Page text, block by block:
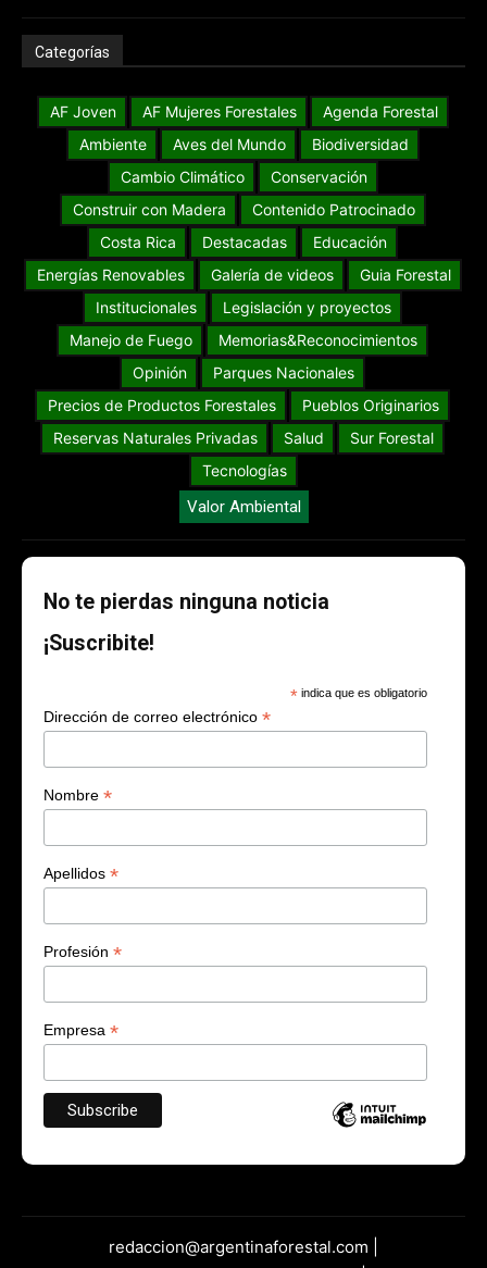
Categorías
AF Joven AF Mujeres Forestales
Agenda Forestal
Ambiente
Aves del Mundo
Biodiversidad
Cambio Climático
Conservación
Construir con Madera
Contenido Patrocinado
Costa Rica
Destacadas
Educación
Energías Renovables
Galería de videos
Guia Forestal
Institucionales
Legislación y proyectos
Manejo de Fuego
Memorias&Reconocimientos
Opinión
Parques Nacionales
Precios de Productos Forestales
Pueblos Originarios
Reservas Naturales Privadas
Salud
Sur Forestal
Tecnologías
Valor Ambiental
No te pierdas ninguna noticia
¡Suscribite!
* indica que es obligatorio
Dirección de correo electrónico *
Nombre *
Apellidos *
Profesión *
Empresa *
redaccion@argentinaforestal.com |